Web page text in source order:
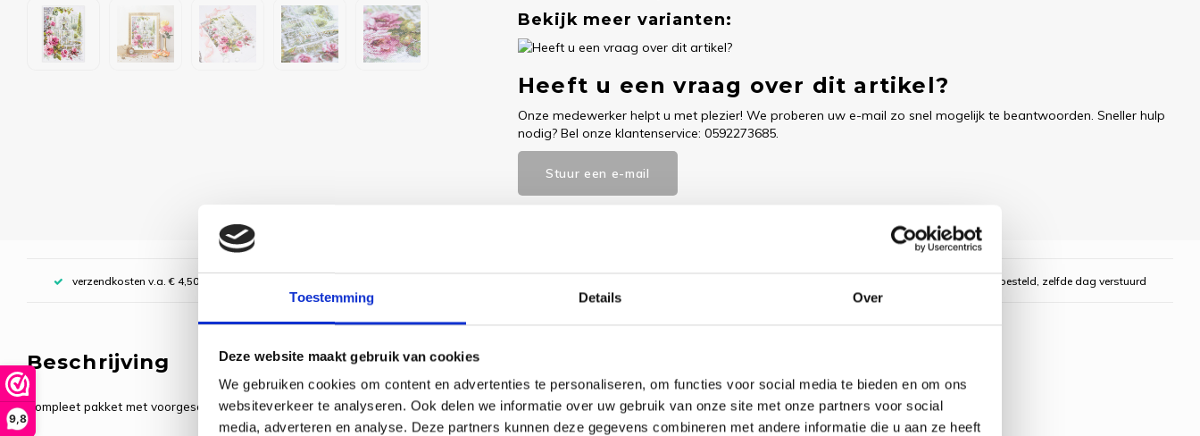
Toestemming Details Over
Deze website maakt gebruik van cookies
We gebruiken cookies om content en advertenties te personaliseren, om functies voor social media te bieden en om ons
websiteverkeer te analyseren. Ook delen we informatie over uw gebruik van onze site met onze partners voor social
media, adverteren en analyse. Deze partners kunnen deze gegevens combineren met andere informatie die u aan ze heeft
9,8
Bekijk meer varianten:
Heeft u een vraag over dit artikel?
Onze medewerker helpt u met plezier! We proberen uw e-mail zo snel mogelijk te beantwoorden. Sneller hulp
nodig? Bel onze klantenservice: 0592273685.
Stuur een e-mail
verzendkosten v.a. € 4,50, boven € 70,00 gratis (NL) Voor 16:00 uur besteld, zelfde dag verstuurd
Beschrijving
Compleet pakket met voorgesorteerde borduurgarens. Inclusief de benodigde borduurstof, garens, patroon, naald en beschrijving.